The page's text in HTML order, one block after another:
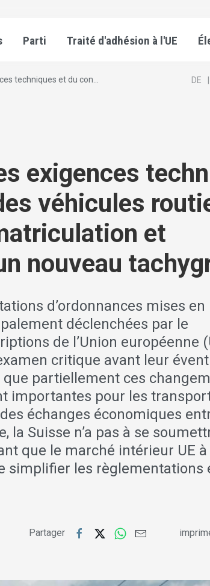
Parti Traité d'adhésion à l'UE
techniques et du con... DE
exigences
véhicules
et
nouveau
d’ordonnances mises en
déclenchées par le
de l’Union européenne
critique avant leur
que partiellement ces
importantes pour les
échanges économiques
la Suisse n’a pas à se
que le marché intérieur UE
simplifier les règlementations
Partager